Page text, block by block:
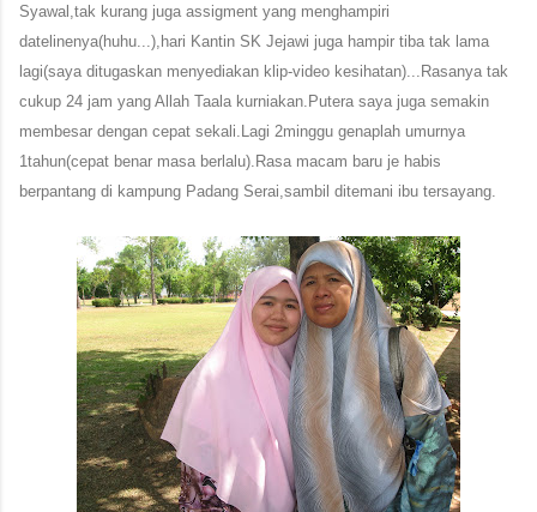
Syawal,tak kurang juga assigment yang menghampiri
datelinenya(huhu...),hari Kantin SK Jejawi juga hampir tiba tak lama
lagi(saya ditugaskan menyediakan klip-video kesihatan)...Rasanya tak
cukup 24 jam yang Allah Taala kurniakan.Putera saya juga semakin
membesar dengan cepat sekali.Lagi 2minggu genaplah umurnya
1tahun(cepat benar masa berlalu).Rasa macam baru je habis
berpantang di kampung Padang Serai,sambil ditemani ibu tersayang.